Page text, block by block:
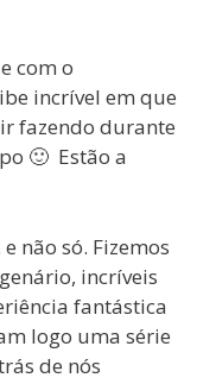
com o
incrível em que
fazendo durante
🙂 Estão a
não só. Fizemos
incríveis
fantástica
logo uma série
de nós